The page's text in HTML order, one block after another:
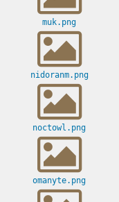
muk.png
nidoranm.png
noctowl.png
omanyte.png